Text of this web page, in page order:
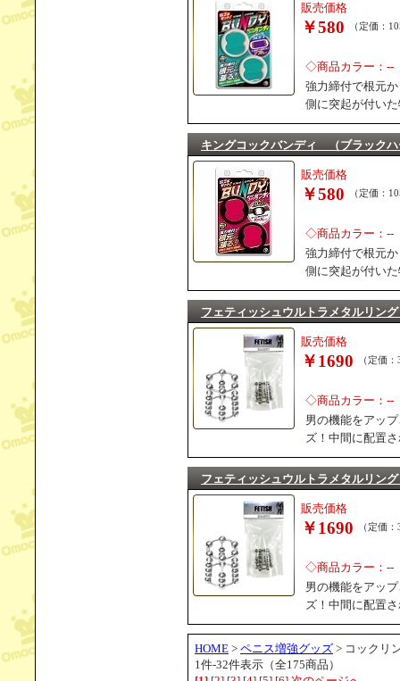
販売価格
￥580 （定価：
◇商品カラー：--
強力締付で根元
側に突起が付い
キングコックバンディ （ブラックハ
販売価格
￥580 （定価：
◇商品カラー：--
強力締付で根元
側に突起が付い
フェティッシュウルトラメタルリ
販売価格
￥1690 （定価
◇商品カラー：--
男の機能をアッ
ズ！中間に配置
フェティッシュウルトラメタルリ
販売価格
￥1690 （定価
◇商品カラー：--
男の機能をアッ
ズ！中間に配置
HOME > ペニス増強グッズ > コックリ
1件-32件表示（全175商品）